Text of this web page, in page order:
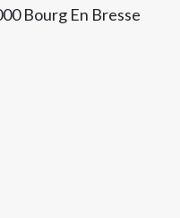
Bourg En Bresse